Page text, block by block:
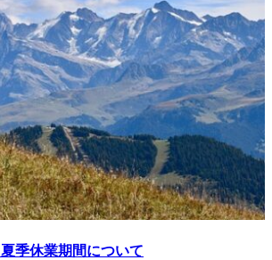
夏季休業期間について